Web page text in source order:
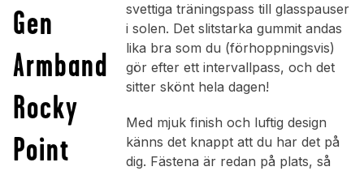
Gen
Armband
Rocky
Point
svettiga träningspass till glasspauser
i solen. Det slitstarka gummit andas
lika bra som du (förhoppningsvis)
gör efter ett intervallpass, och det
sitter skönt hela dagen!
Med mjuk finish och luftig design
känns det knappt att du har det på
dig. Fästena är redan på plats, så